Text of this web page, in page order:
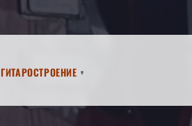
Гитаростроение